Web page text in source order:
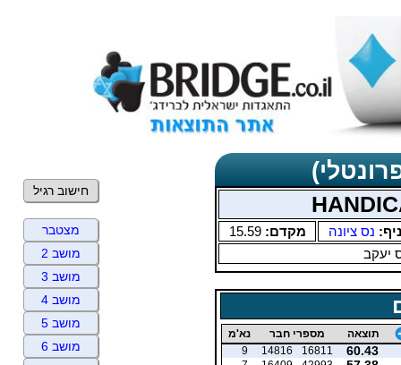
נס ציונה מקדם:15.59
יעקב
תוצאה מספרי חבר נא'מ
60.43
16811
14816
9
חישוב רגיל
מצטבר
מושב 2
מושב 3
מושב 4
מושב 5
מושב 6